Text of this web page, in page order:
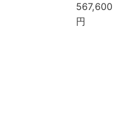
567,600
円